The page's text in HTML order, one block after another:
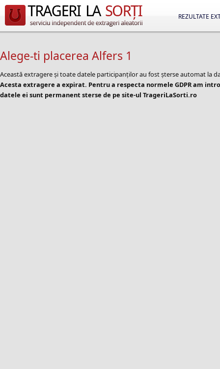
REZULTATE
Alege-ti placerea Alfers 1
Această extragere și toate datele participanților au fost șterse automat la
Acesta extragere a expirat. Pentru a respecta normele GDPR am
datele ei sunt permanent sterse de pe site-ul TrageriLaSorti.ro